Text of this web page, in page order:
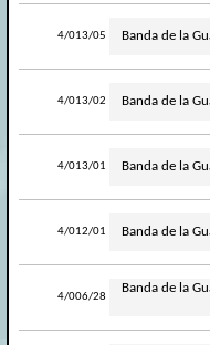
4/013/05 Banda de la
4/013/02 Banda de la
4/013/01 Banda de la
4/012/01 Banda de la
4/006/28
Banda de la